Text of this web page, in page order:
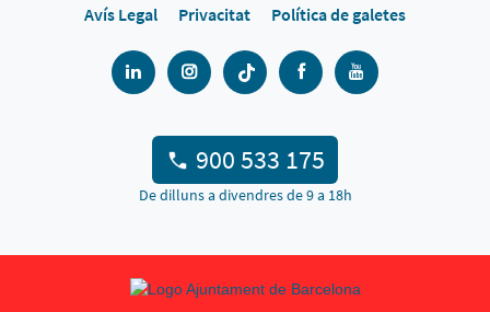
Avís Legal
Privacitat Política de galetes
900 533 175
De dilluns a divendres de 9 a 18h